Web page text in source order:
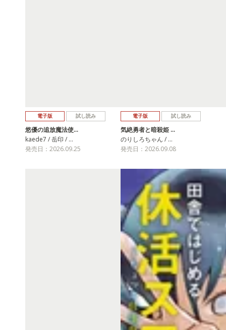
電子版 試し読み
悠優の追放魔法使…
kaede7 / 岳印 / …
発売日：2026.09.25
電子版 試し読み
気絶勇者と暗殺姫 …
のりしろちゃん / …
発売日：2026.09.08